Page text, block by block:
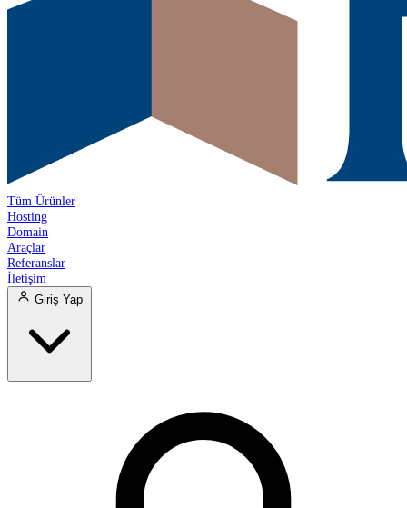
Tüm Ürünler
Hosting
Domain
Araçlar
Referanslar
İletişim
Giriş Yap